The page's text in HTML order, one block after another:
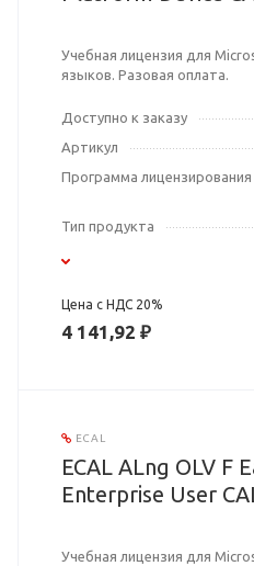
Учебная лицензия для
языков. Разовая оплата.
Доступно к заказу
Артикул
Программа лицензирования
Тип продукта
Цена с НДС 20%
4 141,92 ₽
ECAL
ECAL ALng OLV F
Enterprise User
Учебная лицензия для